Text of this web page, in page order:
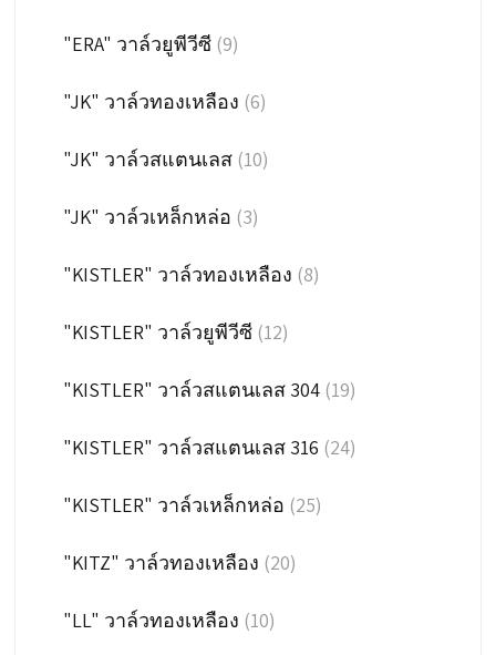
"ERA" วาล์วยูพีวีซี (9)
"JK" วาล์วทองเหลือง (6)
"JK" วาล์วสแตนเลส (10)
"JK" วาล์วเหล็กหล่อ (3)
"KISTLER" วาล์วทองเหลือง (8)
"KISTLER" วาล์วยูพีวีซี (12)
"KISTLER" วาล์วสแตนเลส 304 (19)
"KISTLER" วาล์วสแตนเลส 316 (24)
"KISTLER" วาล์วเหล็กหล่อ (25)
"KITZ" วาล์วทองเหลือง (20)
"LL" วาล์วทองเหลือง (10)